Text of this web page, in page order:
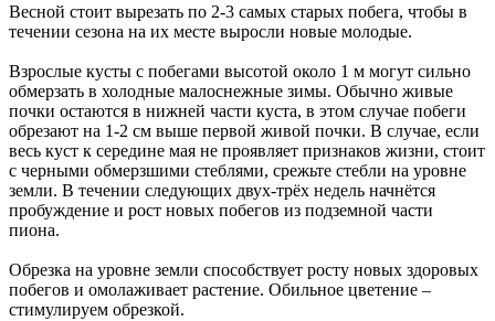
Весной стоит вырезать по 2-3 самых старых побега, чтобы в
течении сезона на их месте выросли новые молодые.
Взрослые кусты с побегами высотой около 1 м могут сильно
обмерзать в холодные малоснежные зимы. Обычно живые
почки остаются в нижней части куста, в этом случае побеги
обрезают на 1-2 см выше первой живой почки. В случае, если
весь куст к середине мая не проявляет признаков жизни, стоит
с черными обмерзшими стеблями, срежьте стебли на уровне
земли. В течении следующих двух-трёх недель начнётся
пробуждение и рост новых побегов из подземной части
пиона.
Обрезка на уровне земли способствует росту новых здоровых
побегов и омолаживает растение. Обильное цветение –
стимулируем обрезкой.